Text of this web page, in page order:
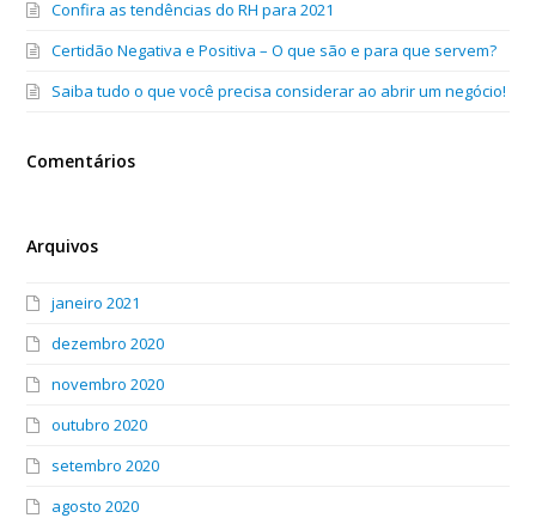
Confira as tendências do RH para 2021
Certidão Negativa e Positiva – O que são e para que servem?
Saiba tudo o que você precisa considerar ao abrir um negócio!
Comentários
Arquivos
janeiro 2021
dezembro 2020
novembro 2020
outubro 2020
setembro 2020
agosto 2020